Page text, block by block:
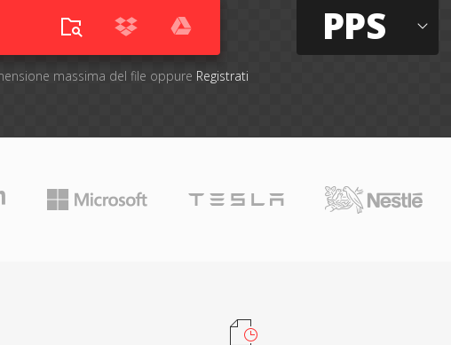
massima del file oppure Registrati
PPS